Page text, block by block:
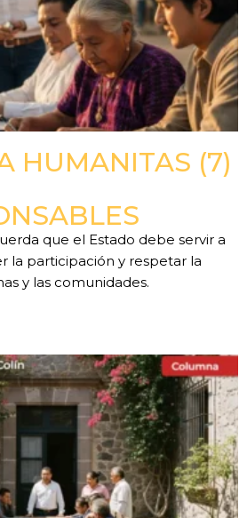
HUMANITAS (7)
que el Estado debe servir a
la participación y respetar la
y las comunidades.